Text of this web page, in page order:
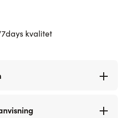
kvalitet